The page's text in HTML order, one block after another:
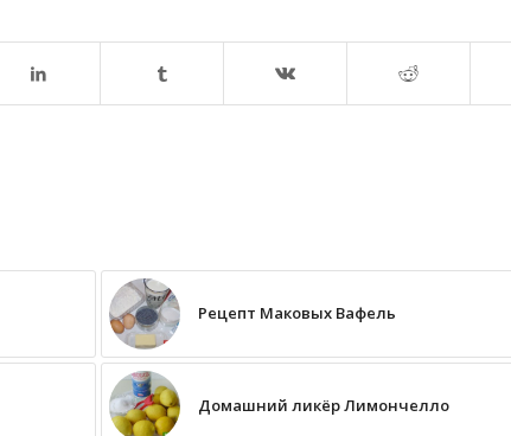
Рецепт Маковых Вафель
Домашний ликёр Лимончелло